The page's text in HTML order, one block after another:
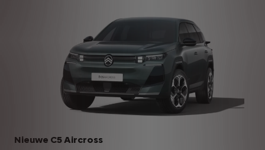
Nieuwe C5 Aircross